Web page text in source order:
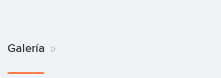
Galería 0